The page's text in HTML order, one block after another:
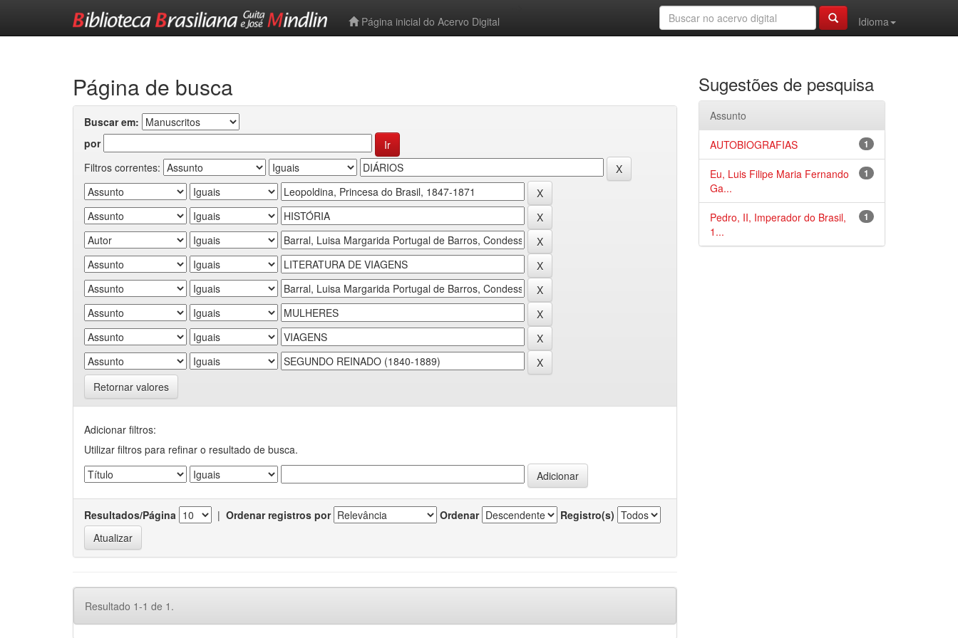
Página inicial do Acervo Digital
Idioma
Página de busca
Buscar em:
por
Filtros correntes:
Retornar valores
Adicionar filtros:
Utilizar filtros para refinar o resultado de busca.
Resultados/Página | Ordenar registros por Ordenar Registro(s)
Resultado 1-1 de 1.
Sugestões de pesquisa
Assunto
1
AUTOBIOGRAFIAS
1
Eu, Luis Filipe Maria Fernando
Ga...
1
Pedro, II, Imperador do Brasil,
1...